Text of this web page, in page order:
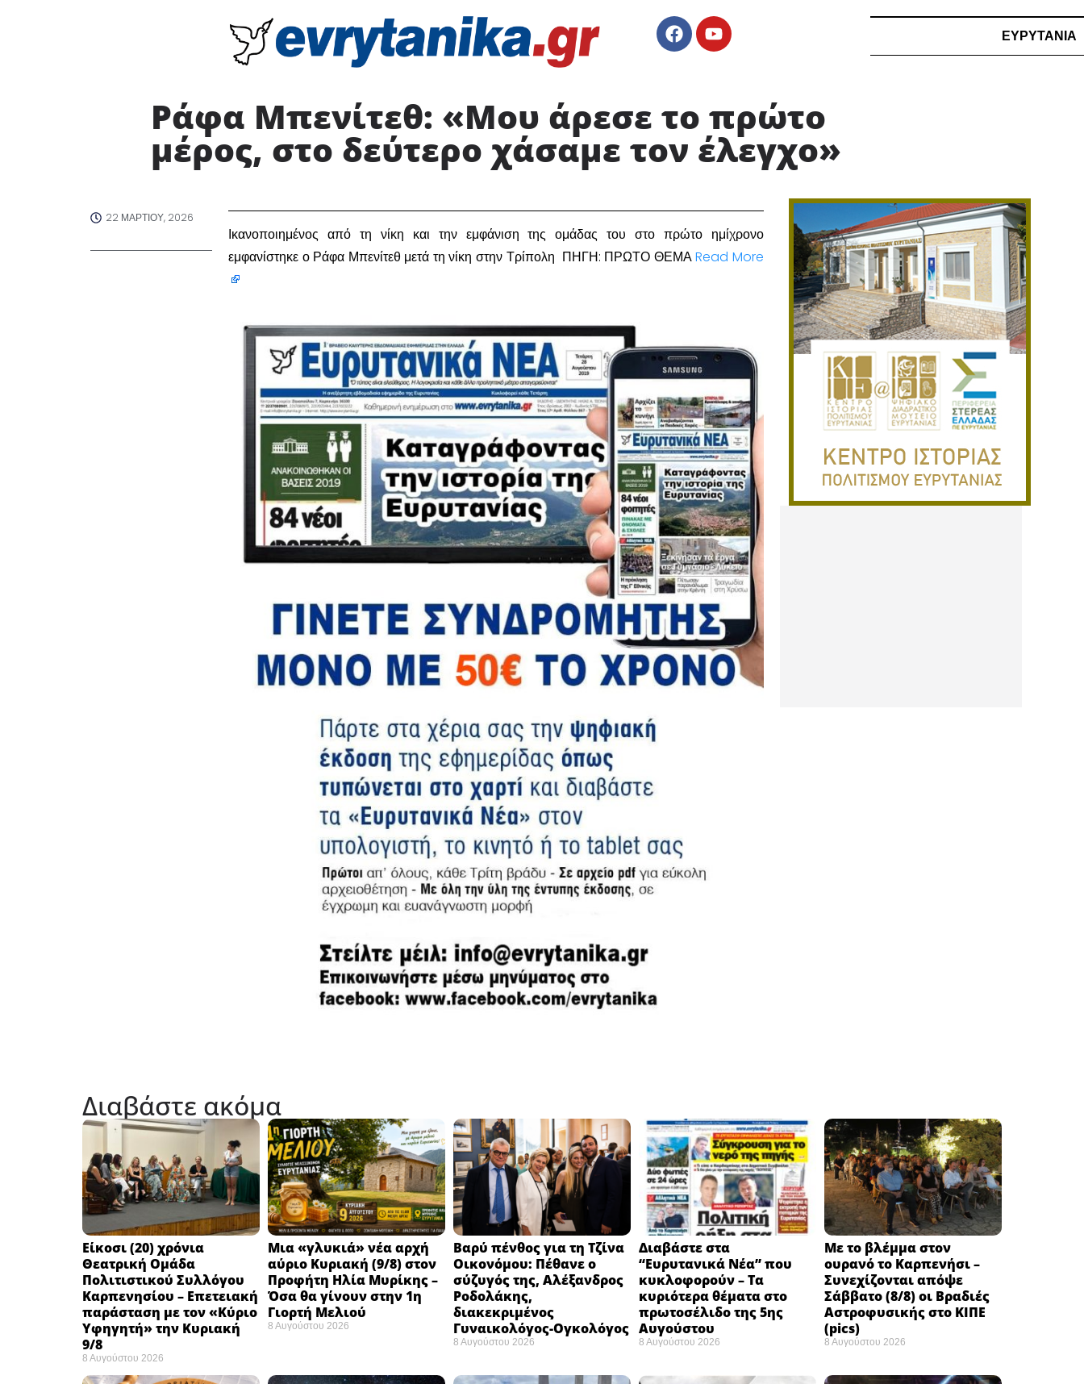
ΕΥΡΥΤΑΝΙΑ
Ράφα Μπενίτεθ: «Μου άρεσε το πρώτο
μέρος, στο δεύτερο χάσαμε τον έλεγχο»
22 ΜΑΡΤΊΟΥ, 2026
Ικανοποιημένος από τη νίκη και την εμφάνιση της ομάδας του στο πρώτο ημίχρονο
εμφανίστηκε ο Ράφα Μπενίτεθ μετά τη νίκη στην Τρίπολη ΠΗΓΗ: ΠΡΩΤΟ ΘΕΜΑRead More
Διαβάστε ακόμα
Eίκοσι (20) χρόνια
Θεατρική Ομάδα
Πολιτιστικού Συλλόγου
Καρπενησίου – Επετειακή
παράσταση με τον «Κύριο
Υφηγητή» την Κυριακή
9/8
8 Αυγούστου 2026
Μια «γλυκιά» νέα αρχή
αύριο Κυριακή (9/8) στον
Προφήτη Ηλία Μυρίκης –
Όσα θα γίνουν στην 1η
Γιορτή Μελιού
8 Αυγούστου 2026
Βαρύ πένθος για τη Τζίνα
Οικονόμου: Πέθανε ο
σύζυγός της, Αλέξανδρος
Ροδολάκης,
διακεκριμένος
Γυναικολόγος-Ογκολόγος
8 Αυγούστου 2026
Διαβάστε στα
“Ευρυτανικά Νέα” που
κυκλοφορούν – Τα
κυριότερα θέματα στο
πρωτοσέλιδο της 5ης
Αυγούστου
8 Αυγούστου 2026
Με το βλέμμα στον
ουρανό το Καρπενήσι –
Συνεχίζονται απόψε
Σάββατο (8/8) οι Βραδιές
Αστροφυσικής στο ΚΙΠΕ
(pics)
8 Αυγούστου 2026